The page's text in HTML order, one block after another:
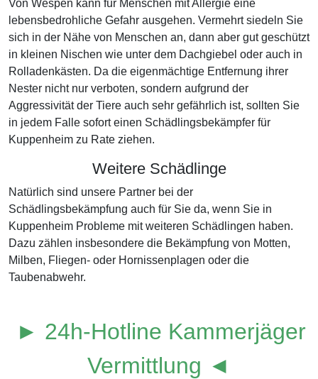
Von Wespen kann für Menschen mit Allergie eine
lebensbedrohliche Gefahr ausgehen. Vermehrt siedeln Sie
sich in der Nähe von Menschen an, dann aber gut geschützt
in kleinen Nischen wie unter dem Dachgiebel oder auch in
Rolladenkästen. Da die eigenmächtige Entfernung ihrer
Nester nicht nur verboten, sondern aufgrund der
Aggressivität der Tiere auch sehr gefährlich ist, sollten Sie
in jedem Falle sofort einen Schädlingsbekämpfer für
Kuppenheim zu Rate ziehen.
Weitere Schädlinge
Natürlich sind unsere Partner bei der
Schädlingsbekämpfung auch für Sie da, wenn Sie in
Kuppenheim Probleme mit weiteren Schädlingen haben.
Dazu zählen insbesondere die Bekämpfung von Motten,
Milben, Fliegen- oder Hornissenplagen oder die
Taubenabwehr.
► 24h-Hotline Kammerjäger
Vermittlung ◄